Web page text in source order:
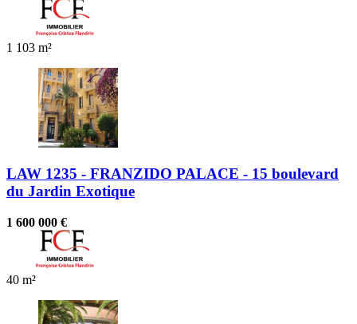
1 103 m²
LAW 1235 - FRANZIDO PALACE - 15 boulevard
du Jardin Exotique
1 600 000 €
40 m²